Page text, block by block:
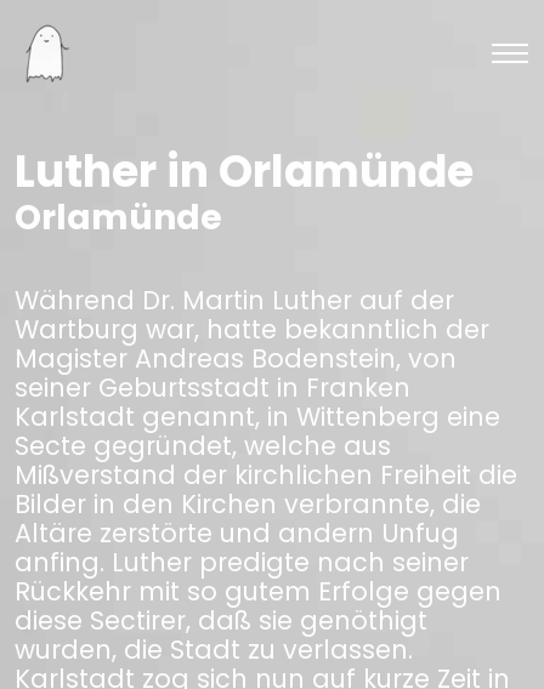
Luther in Orlamünde
Orlamünde
Während Dr. Martin Luther auf der
Wartburg war, hatte bekanntlich der
Magister Andreas Bodenstein, von
seiner Geburtsstadt in Franken
Karlstadt genannt, in Wittenberg eine
Secte gegründet, welche aus
Mißverstand der kirchlichen Freiheit die
Bilder in den Kirchen verbrannte, die
Altäre zerstörte und andern Unfug
anfing. Luther predigte nach seiner
Rückkehr mit so gutem Erfolge gegen
diese Sectirer, daß sie genöthigt
wurden, die Stadt zu verlassen.
Karlstadt zog sich nun auf kurze Zeit in